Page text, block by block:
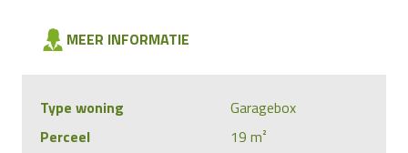
MEER INFORMATIE
Type woning
Garagebox
Perceel
19 m²